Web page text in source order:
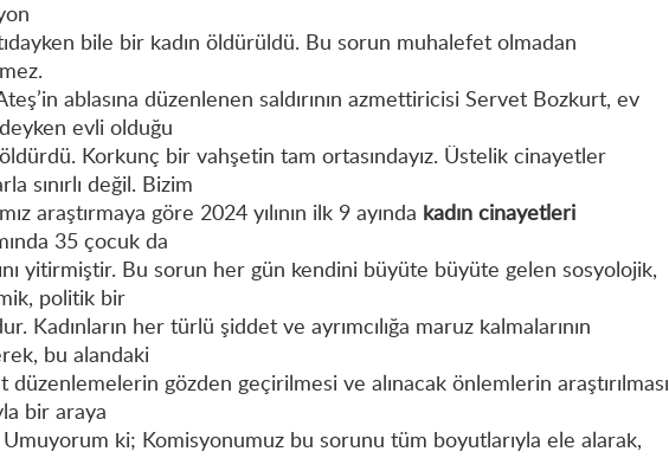
bile bir kadın öldürüldü. Bu sorun muhalefet olmadan
ablasına düzenlenen saldırının azmettiricisi Servet Bozkurt, ev
evli olduğu
öldürdü. Korkunç bir vahşetin tam ortasındayız. Üstelik cinayetler
sınırlı değil. Bizim
araştırmaya göre 2024 yılının ilk 9 ayında kadın cinayetleri
35 çocuk da
yitirmiştir. Bu sorun her gün kendini büyüte büyüte gelen sosyolojik,
politik bir
Kadınların her türlü şiddet ve ayrımcılığa maruz kalmalarının
bu alandaki
düzenlemelerin gözden geçirilmesi ve alınacak önlemlerin araştırılması
bir araya
Umuyorum ki; Komisyonumuz bu sorunu tüm boyutlarıyla ele alarak,